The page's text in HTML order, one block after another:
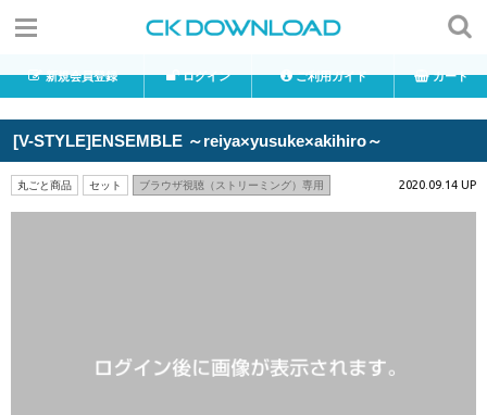
新規会員登録 ログイン ご利用ガイド カート
[V-STYLE]ENSEMBLE ～reiya×yusuke×akihiro～
丸ごと商品 セット ブラウザ視聴（ストリーミング）専用 2020.09.14 UP